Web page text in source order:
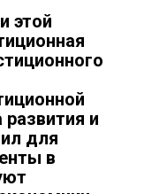
этой
и
для
в